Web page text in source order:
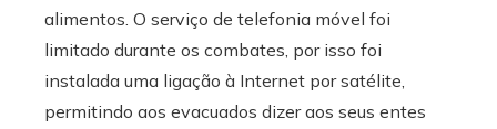
alimentos. O serviço de telefonia móvel foi
limitado durante os combates, por isso foi
instalada uma ligação à Internet por satélite,
permitindo aos evacuados dizer aos seus entes